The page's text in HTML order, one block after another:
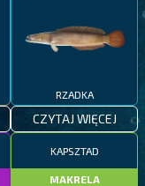
RZADKA
CZYTAJ WIĘCEJ
KAPSZTAD
MAKRELA